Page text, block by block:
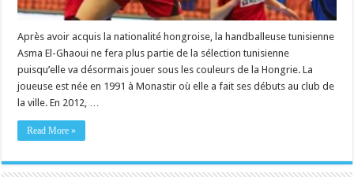
Après avoir acquis la nationalité hongroise, la handballeuse tunisienne
Asma El-Ghaoui ne fera plus partie de la sélection tunisienne
puisqu’elle va désormais jouer sous les couleurs de la Hongrie. La
joueuse est née en 1991 à Monastir où elle a fait ses débuts au club de
la ville. En 2012, …
Read More »